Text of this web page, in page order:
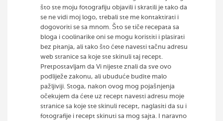
što ste moju fotografiju objavili i skratili je tako da
se ne vidi moj logo, trebali ste me kontaktirati i
dogovoriti se sa mnom. Što se tiče recepata sa
bloga i coolinarike oni se mogu koristiti i plasirati
bez pitanja, ali tako što ćete navesti tačnu adresu
web stranice sa koje ste skinuli taj recept.
Pretpostavljam da Vi nijeste znali da sve ovo
podliježe zakonu, ali ubuduće budite malo
pažljiviji. Stoga, nakon ovog mog pojašnjenja
očekujem da ćete uz recept navesti adresu moje
stranice sa koje ste skinuli recept, naglasiti da su i
fotografije i recept skinuti sa mog sajta. I naravno